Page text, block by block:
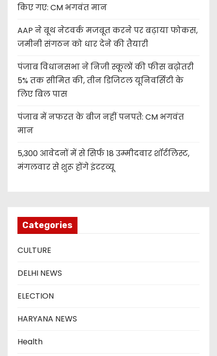
किए गए: CM भगवंत मान
AAP ने बूथ नेटवर्क मजबूत करने पर बढ़ाया फोकस,
जमीनी संगठन को धार देने की तैयारी
पंजाब विधानसभा ने निजी स्कूलों की फीस बढ़ोतरी
5% तक सीमित की, तीन डिजिटल यूनिवर्सिटी के
लिए बिल पास
पंजाब में नफरत के बीज नहीं पनपते: CM भगवंत
मान
5,300 आवेदनों में से सिर्फ 18 उम्मीदवार शॉर्टलिस्ट,
मंगलवार से शुरू होंगे इंटरव्यू
Categories
CULTURE
DELHI NEWS
ELECTION
HARYANA NEWS
Health